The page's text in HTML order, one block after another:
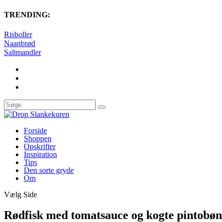
TRENDING:
Risboller
Naanbrød
Saltmandler
Forside
Shoppen
Opskrifter
Inspiration
Tips
Den sorte gryde
Om
Vælg Side
Rødfisk med tomatsauce og kogte